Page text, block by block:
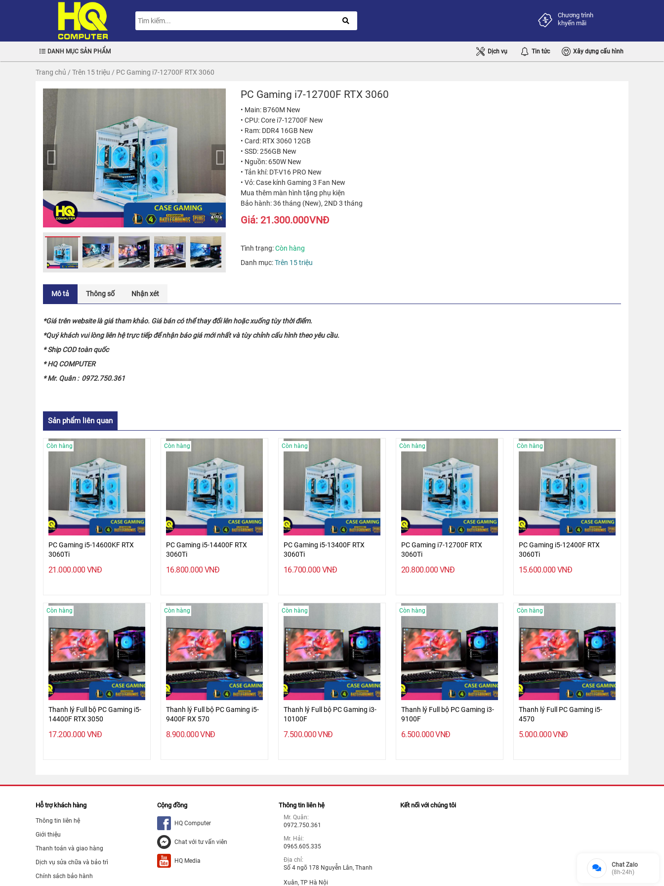
Chương trình
khyến mãi
DANH MỤC SẢN PHẨM Dịch vụ Tin tức Xây dựng cấu hình
Trang chủ / Trên 15 triệu / PC Gaming i7-12700F RTX 3060
PC Gaming i7-12700F RTX 3060
• Main: B760M New
• CPU: Core i7-12700F New
• Ram: DDR4 16GB New
• Card: RTX 3060 12GB
• SSD: 256GB New
• Nguồn: 650W New
• Tản khí: DT-V16 PRO New
• Vỏ: Case kính Gaming 3 Fan New
Mua thêm màn hình tặng phụ kiện
Bảo hành: 36 tháng (New), 2ND 3 tháng
Giá: 21.300.000VNĐ
Tình trạng:Còn hàng
Danh mục:Trên 15 triệu
Mô tả Thông số Nhận xét
*Giá trên website là giá tham khảo. Giá bán có thể thay đổi lên hoặc xuống tùy thời điểm.
*Quý khách vui lòng liên hệ trực tiếp để nhận báo giá mới nhất và tùy chỉnh cấu hình theo yêu cầu.
* Ship COD toàn quốc
* HQ COMPUTER
* Mr. Quân : 0972.750.361
Sản phẩm liên quan
PC Gaming i5-14600KF RTX
3060Ti
Còn hàng
21.000.000 VNĐ
PC Gaming i5-14400F RTX
3060Ti
Còn hàng
16.800.000 VNĐ
PC Gaming i5-13400F RTX
3060Ti
Còn hàng
16.700.000 VNĐ
PC Gaming i7-12700F RTX
3060Ti
Còn hàng
20.800.000 VNĐ
PC Gaming i5-12400F RTX
3060Ti
Còn hàng
15.600.000 VNĐ
Thanh lý Full bộ PC Gaming i5-
14400F RTX 3050
Còn hàng
17.200.000 VNĐ
Thanh lý Full bộ PC Gaming i5-
9400F RX 570
Còn hàng
8.900.000VNĐ
Thanh lý Full bộ PC Gaming i3-
10100F
Còn hàng
7.500.000VNĐ
Thanh lý Full bộ PC Gaming i3-
9100F
Còn hàng
6.500.000VNĐ
Thanh lý Full PC Gaming i5-
4570
Còn hàng
5.000.000VNĐ
Hỗ trợ khách hàng
Thông tin liên hệ
Giới thiệu
Thanh toán và giao hàng
Dịch vụ sửa chữa và bảo trì
Chính sách bảo hành
Cộng đồng
HQ Computer
Chat với tư vấn viên
HQ Media
Thông tin liên hệ
Mr. Quân:
0972.750.361
Mr. Hải:
0965.605.335
Địa chỉ:
Số 4 ngõ 178 Nguyễn Lân, Thanh
Xuân, TP Hà Nội
Kết nối với chúng tôi
Chat Zalo
(8h-24h)